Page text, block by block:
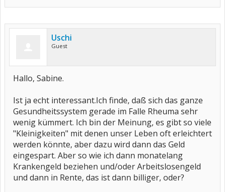
Uschi
Guest
Hallo, Sabine.
Ist ja echt interessant.Ich finde, daß sich das ganze
Gesundheitssystem gerade im Falle Rheuma sehr
wenig kümmert. Ich bin der Meinung, es gibt so viele
"Kleinigkeiten" mit denen unser Leben oft erleichtert
werden könnte, aber dazu wird dann das Geld
eingespart. Aber so wie ich dann monatelang
Krankengeld beziehen und/oder Arbeitslosengeld
und dann in Rente, das ist dann billiger, oder?